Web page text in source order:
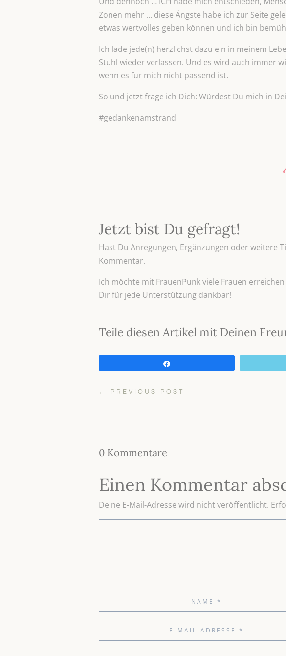
Zonen mehr … diese Ängste habe ich zur Seite
etwas wertvolles geben können und ich bin
Ich lade jede(n) herzlichst dazu ein in meinem
Stuhl wieder verlassen. Und es wird auch immer
wenn es für mich nicht passend ist.
So und jetzt frage ich Dich: Würdest Du mich in
#gedankenamstrand
Jetzt bist Du gefragt!
Hast Du Anregungen, Ergänzungen oder weitere
Kommentar.
Ich möchte mit FrauenPunk viele Frauen
Dir für jede Unterstützung dankbar!
Teile diesen Artikel mit Deinen
← PREVIOUS POST
0 Kommentare
Einen Kommentar
Deine E-Mail-Adresse wird nicht veröffentlicht.